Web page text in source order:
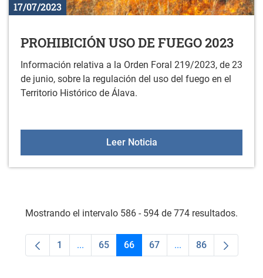
17/07/2023
PROHIBICIÓN USO DE FUEGO 2023
Información relativa a la Orden Foral 219/2023, de 23
de junio, sobre la regulación del uso del fuego en el
Territorio Histórico de Álava.
Leer NoticiaPROHIBICIÓN USO DE
Mostrando el intervalo 586 - 594 de 774 resultados.
Página
1 ...Páginas intermedias Use TAB para
Página
65 Página
66 Página
67 ...PáginasPágina
86